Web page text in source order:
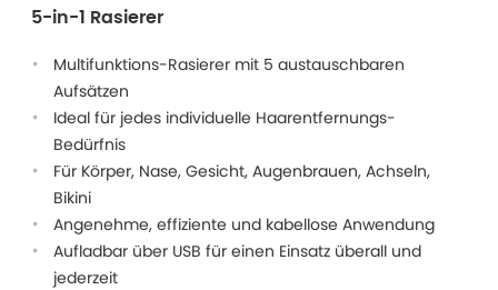
5-in-1 Rasierer
Multifunktions-Rasierer mit 5 austauschbaren
Aufsätzen
Ideal für jedes individuelle Haarentfernungs-
Bedürfnis
Für Körper, Nase, Gesicht, Augenbrauen, Achseln,
Bikini
Angenehme, effiziente und kabellose Anwendung
Aufladbar über USB für einen Einsatz überall und
jederzeit